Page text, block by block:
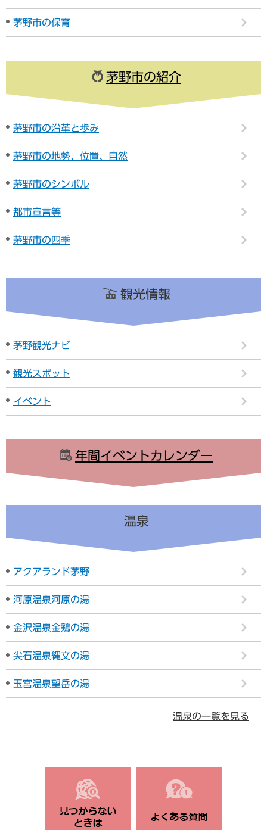
茅野市の保育
茅野市の紹介
茅野市の沿革と歩み
茅野市の地勢、位置、自然
茅野市のシンボル
都市宣言等
茅野市の四季
観光情報
茅野観光ナビ
観光スポット
イベント
年間イベントカレンダー
温泉
アクアランド茅野
河原温泉河原の湯
金沢温泉金鶏の湯
尖石温泉縄文の湯
玉宮温泉望岳の湯
温泉の一覧を見る